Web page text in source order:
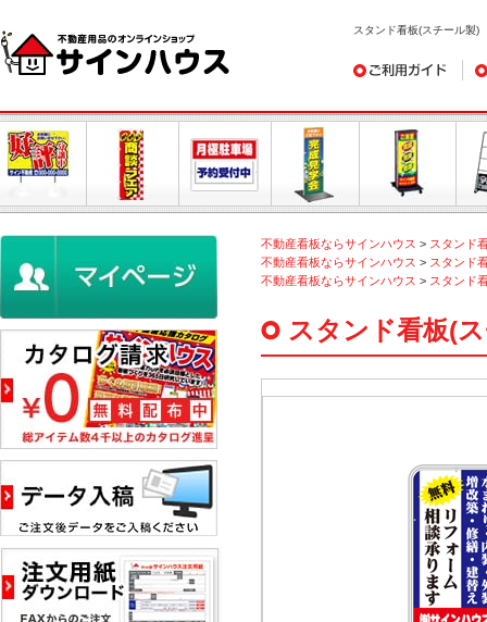
スタンド看板(スチール製)
ご利用ガイド デ
不動産看板ならサインハウス > スタンド
不動産看板ならサインハウス > スタンド
不動産看板ならサインハウス > スタンド
スタンド看板(